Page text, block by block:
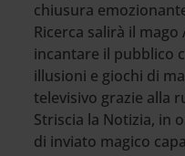
chiusura
Ricerca salirà il
incantare il pubblico
illusioni e giochi di
televisivo grazie alla
Striscia la Notizia, in
di inviato magico